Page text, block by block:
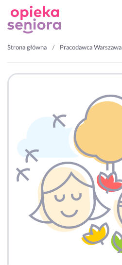
Strona główna Pracodawca Warszawa